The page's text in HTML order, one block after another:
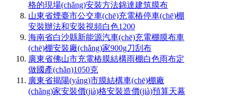
格的現場(chǎng)安裝方法錦達建筑膜布
山東省煙臺市公交車(chē)充電樁停車(chē)棚
安裝辦法和安裝視頻白色1200
海南省白沙縣新能源汽車(chē)充電棚膜布車
(chē)棚安裝廠(chǎng)家900g刀刮布
廣東省佛山市充電樁膜結構雨棚白色雨布定
做國產(chǎn)1050克
廣東省揭陽(yáng)市膜結構車(chē)棚廠
(chǎng)家安裝價(jià)格安裝造價(jià)預算天幕